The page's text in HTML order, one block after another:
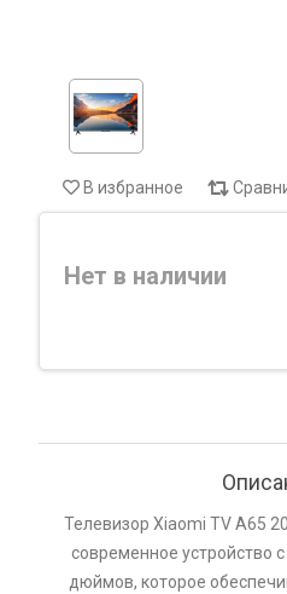
В избранное
Нет в наличии
Телевизор Xiaomi TV A65
современное устройство
дюймов, которое